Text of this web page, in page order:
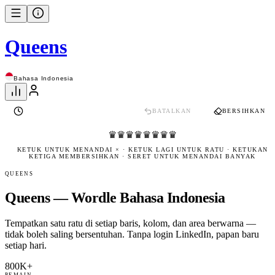
Queens
Bahasa Indonesia
BATALKAN BERSIHKAN
♛♛♛♛♛♛♛♛
KETUK UNTUK MENANDAI × · KETUK LAGI UNTUK RATU · KETUKAN
KETIGA MEMBERSIHKAN · SERET UNTUK MENANDAI BANYAK
QUEENS
Queens — Wordle Bahasa Indonesia
Tempatkan satu ratu di setiap baris, kolom, dan area berwarna —
tidak boleh saling bersentuhan. Tanpa login LinkedIn, papan baru
setiap hari.
800K+